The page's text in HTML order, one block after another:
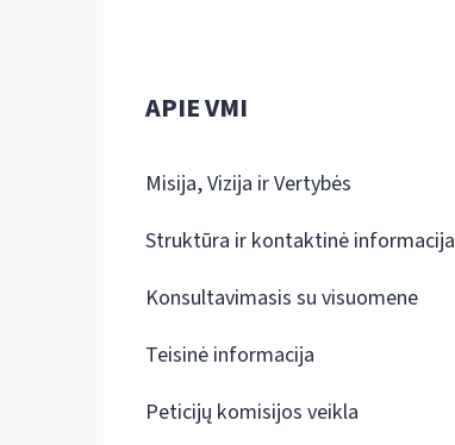
APIE VMI
Misija, Vizija ir Vertybės
Struktūra ir kontaktinė informacija
Konsultavimasis su visuomene
Teisinė informacija
Peticijų komisijos veikla